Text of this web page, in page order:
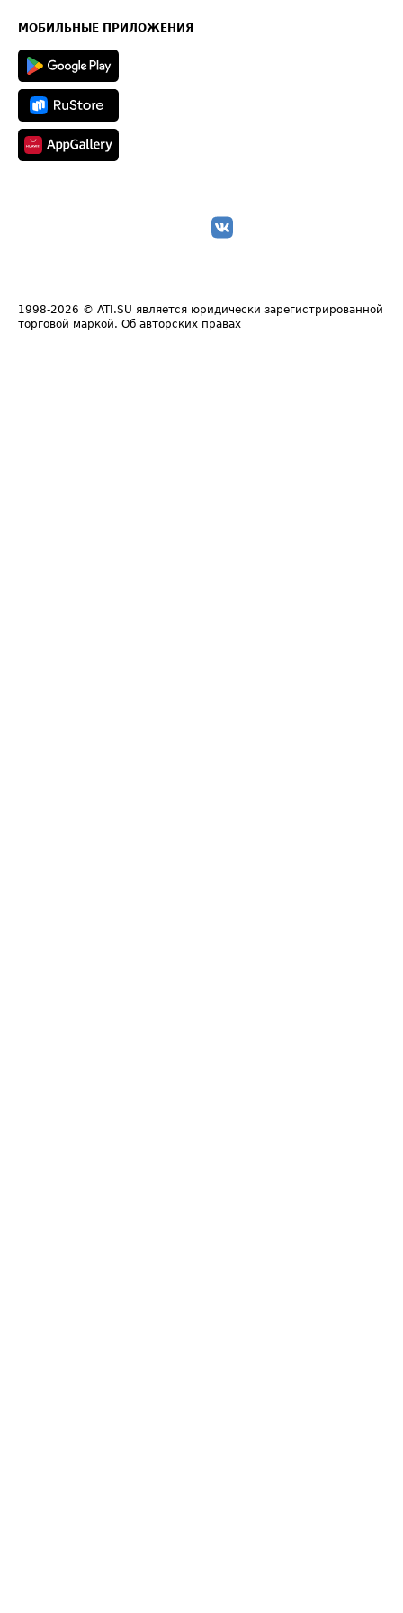
Техническая информация
МОБИЛЬНЫЕ ПРИЛОЖЕНИЯ
1998-2026 © ATI.SU является юридически зарегистрированной
торговой маркой. Об авторских правах